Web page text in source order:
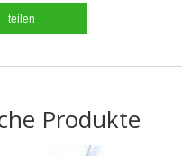
teilen
Produkte